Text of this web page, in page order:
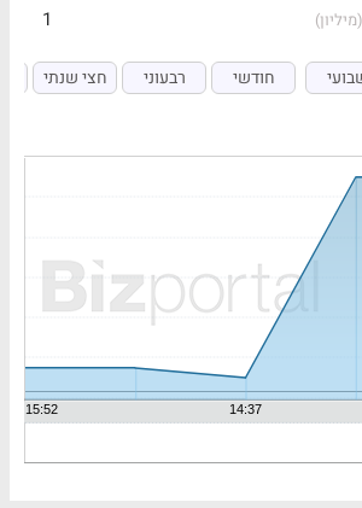
(מיליון) 1
חודשי רבעוני חצי שנתי